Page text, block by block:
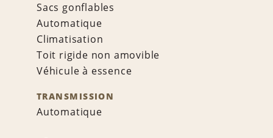
Sacs gonflables
Automatique
Climatisation
Toit rigide non amovible
Véhicule à essence
TRANSMISSION
Automatique